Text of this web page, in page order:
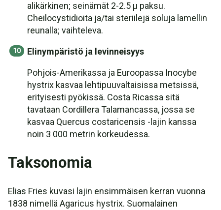
alikärkinen; seinämät 2-2.5 µ paksu.
Cheilocystidioita ja/tai steriilejä soluja lamellin
reunalla; vaihteleva.
Elinympäristö ja levinneisyys
Pohjois-Amerikassa ja Euroopassa Inocybe
hystrix kasvaa lehtipuuvaltaisissa metsissä,
erityisesti pyökissä. Costa Ricassa sitä
tavataan Cordillera Talamancassa, jossa se
kasvaa Quercus costaricensis -lajin kanssa
noin 3 000 metrin korkeudessa.
Taksonomia
Elias Fries kuvasi lajin ensimmäisen kerran vuonna
1838 nimellä Agaricus hystrix. Suomalainen